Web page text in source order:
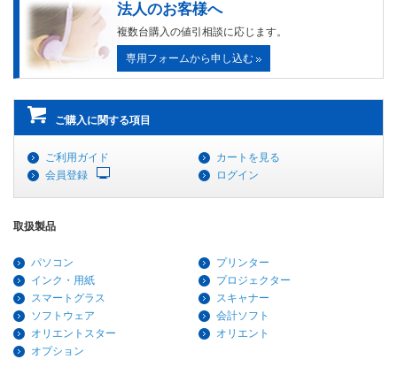
法人のお客様へ
複数台購入の値引相談に応じます。
専用フォームから申し込む
ご購入に関する項目
ご利用ガイド
カートを見る
会員登録
ログイン
取扱製品
パソコン
プリンター
インク・用紙
プロジェクター
スマートグラス
スキャナー
ソフトウェア
会計ソフト
オリエントスター
オリエント
オプション